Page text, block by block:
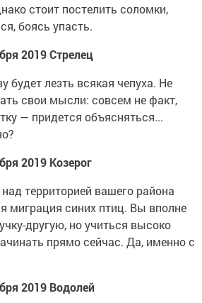
стоит постелить соломки,
боясь упасть.
2019 Стрелец
будет лезть всякая чепуха. Не
свои мысли: совсем не факт,
— придется объясняться...
2019 Козерог
территорией вашего района
миграция синих птиц. Вы вполне
другую, но учиться высоко
прямо сейчас. Да, именно с
2019 Водолей